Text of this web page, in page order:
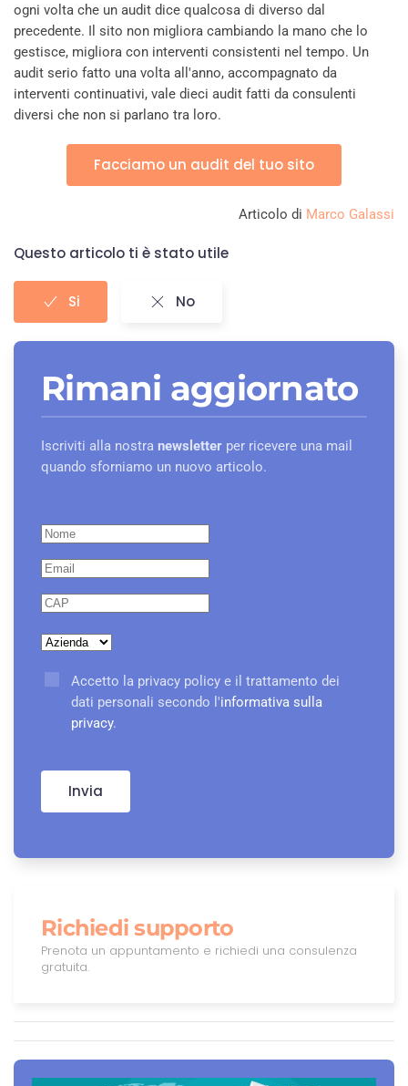
ogni volta che un audit dice qualcosa di diverso dal
precedente. Il sito non migliora cambiando la mano che lo
gestisce, migliora con interventi consistenti nel tempo. Un
audit serio fatto una volta all'anno, accompagnato da
interventi continuativi, vale dieci audit fatti da consulenti
diversi che non si parlano tra loro.
Facciamo un audit del tuo sito
Articolo di Marco Galassi
Questo articolo ti è stato utile
Si No
Rimani aggiornato
Iscriviti alla nostra newsletter per ricevere una mail
quando sforniamo un nuovo articolo.
Accetto la privacy policy e il trattamento dei
dati personali secondo l'informativa sulla
privacy.
Invia
Richiedi supporto
Prenota un appuntamento e richiedi una consulenza
gratuita.